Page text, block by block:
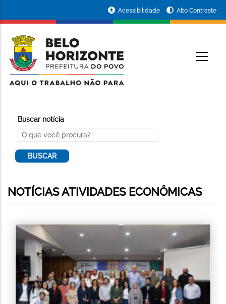
conteúdo
principal
da
Prefeitura
de
Horizonte
Acessibilidade Alto Contraste
Buscar notícia
NOTÍCIAS ATIVIDADES ECONÔMICAS